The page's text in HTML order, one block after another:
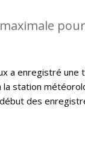
a enregistré une
station
des